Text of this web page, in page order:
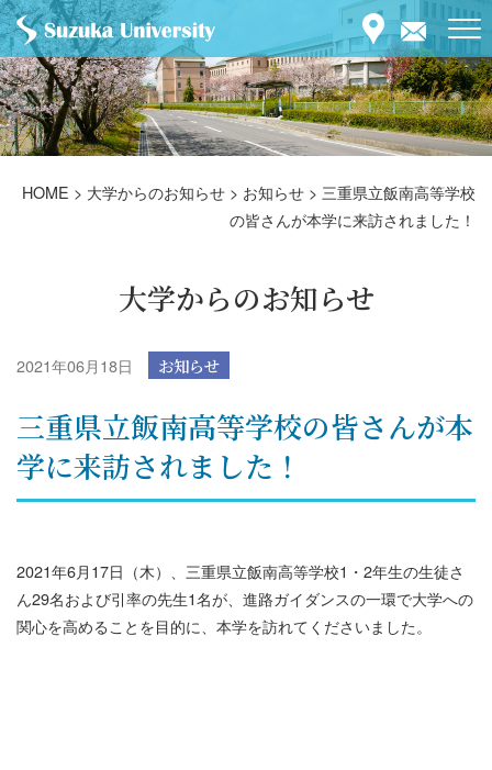
HOME > 大学からのお知らせ > お知らせ > 三重県立飯南高等学校
の皆さんが本学に来訪されました！
大学からのお知らせ
2021年06月18日 お知らせ
三重県立飯南高等学校の皆さんが本
学に来訪されました！
2021年6月17日（木）、三重県立飯南高等学校1・2年生の生徒さ
ん29名および引率の先生1名が、進路ガイダンスの一環で大学への
関心を高めることを目的に、本学を訪れてくださいました。